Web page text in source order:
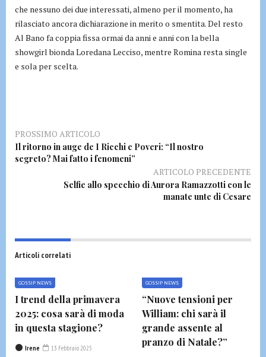
che nessuno dei due interessati, almeno per il momento, ha
rilasciato ancora dichiarazione in merito o smentita. Del resto
Al Bano fa coppia fissa ormai da anni e anni con la bella
showgirl bionda Loredana Lecciso, mentre Romina resta single
e sola per scelta.
PROSSIMO ARTICOLO
Il ritorno in auge de I Ricchi e Poveri: “Il nostro
segreto? Mai fatto i fenomeni”
ARTICOLO PRECEDENTE
Selfie allo specchio di Aurora Ramazzotti con le
manate unte di Cesare
Articoli correlati
GOSSIP NEWS
I trend della primavera
2025: cosa sarà di moda
in questa stagione?
Irene 13 Febbraio 2025
GOSSIP NEWS
“Nuove tensioni per
William: chi sarà il
grande assente al
pranzo di Natale?”